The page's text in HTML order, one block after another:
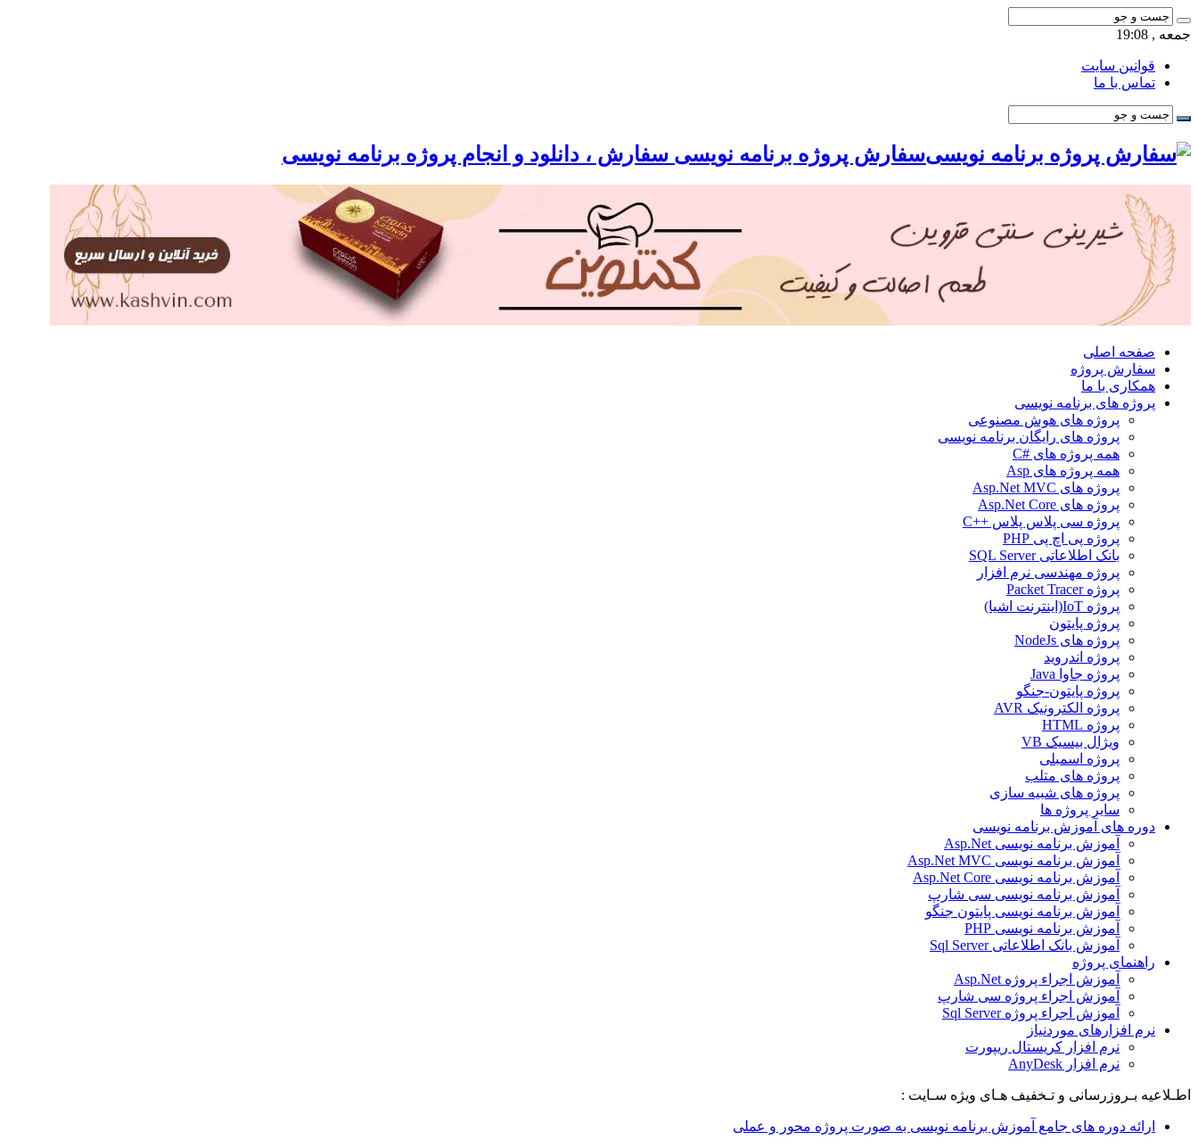
جمعه , 19:08
قوانین سایت
تماس با ما
سفارش پروژه برنامه نویسی سفارش ، دانلود و انجام پروژه برنامه نویسی
صفحه اصلی
سفارش پروژه
همکاری با ما
پروژه های برنامه نویسی
پروژه های هوش مصنوعی
پروژه های رایگان برنامه نویسی
همه پروژه های #C
همه پروژه های Asp
پروژه های Asp.Net MVC
پروژه های Asp.Net Core
پروژه سی پلاس پلاس ++C
پروژه پی اچ پی PHP
بانک اطلاعاتی SQL Server
پروژه مهندسی نرم افزار
پروژه Packet Tracer
پروژه IoT(اینترنت اشیا)
پروژه پایتون
پروژه های NodeJs
پروژه اندروید
پروژه جاوا Java
پروژه پایتون-جنگو
پروژه الکترونیک AVR
پروژه HTML
ویژال بیسیک VB
پروژه اسمبلی
پروژه های متلب
پروژه های شبیه سازی
سایر پروژه ها
دوره های آموزش برنامه نویسی
آموزش برنامه نویسی Asp.Net
آموزش برنامه نویسی Asp.Net MVC
آموزش برنامه نویسی Asp.Net Core
آموزش برنامه نویسی سی شارپ
آموزش برنامه نویسی پایتون جنگو
آموزش برنامه نویسی PHP
آموزش بانک اطلاعاتی Sql Server
راهنمای پروژه
آموزش اجراء پروژه Asp.Net
آموزش اجراء پروژه سی شارپ
آموزش اجراء پروژه Sql Server
نرم افزارهای موردنیاز
نرم افزار کریستال ریپورت
نرم افزار AnyDesk
اطـلاعیه بـروزرسانی و تـخفیف هـای ویژه سـایت :
ارائه دوره های جامع آموزش برنامه نویسی به صورت پروژه محور و عملی